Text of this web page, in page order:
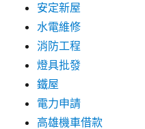
安定新屋
水電維修
消防工程
燈具批發
鐵屋
電力申請
高雄機車借款